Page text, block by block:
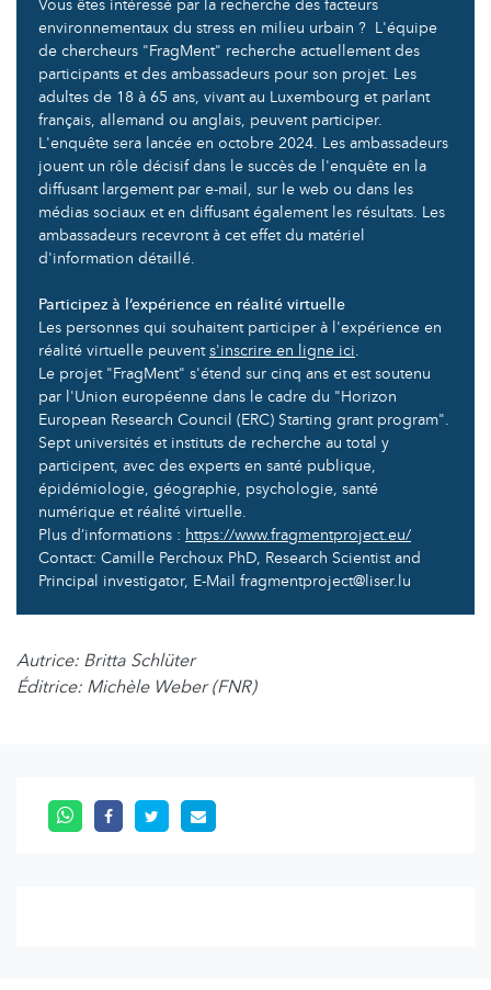
Vous êtes intéressé par la recherche des facteurs
environnementaux du stress en milieu urbain ? L'équipe
de chercheurs "FragMent" recherche actuellement des
participants et des ambassadeurs pour son projet. Les
adultes de 18 à 65 ans, vivant au Luxembourg et parlant
français, allemand ou anglais, peuvent participer.
L'enquête sera lancée en octobre 2024. Les ambassadeurs
jouent un rôle décisif dans le succès de l'enquête en la
diffusant largement par e-mail, sur le web ou dans les
médias sociaux et en diffusant également les résultats. Les
ambassadeurs recevront à cet effet du matériel
d'information détaillé.
Participez à l’expérience en réalité virtuelle
Les personnes qui souhaitent participer à l'expérience en
réalité virtuelle peuvents'inscrire en ligne ici.
Le projet "FragMent" s'étend sur cinq ans et est soutenu
par l'Union européenne dans le cadre du "Horizon
European Research Council (ERC) Starting grant program".
Sept universités et instituts de recherche au total y
participent, avec des experts en santé publique,
épidémiologie, géographie, psychologie, santé
numérique et réalité virtuelle.
Plus d’informations : https://www.fragmentproject.eu/
Contact: Camille Perchoux PhD, Research Scientist and
Principal investigator, E-Mail fragmentproject@liser.lu
Autrice: Britta Schlüter
Éditrice: Michèle Weber (FNR)